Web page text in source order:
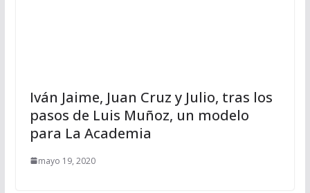
Iván Jaime, Juan Cruz y Julio, tras los
pasos de Luis Muñoz, un modelo
para La Academia
mayo 19, 2020